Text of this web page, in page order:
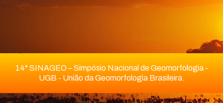
14° SINAGEO – Simpósio Nacional de Geomorfologia -
UGB - União da Geomorfologia Brasileira.